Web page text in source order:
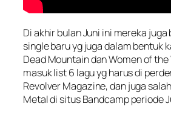
Di akhir bulan Juni ini mereka
single baru yg juga dalam bentuk
Dead Mountain dan Women of the
masuk list 6 lagu yg harus di
Revolver Magazine, dan juga
Metal di situs Bandcamp periode